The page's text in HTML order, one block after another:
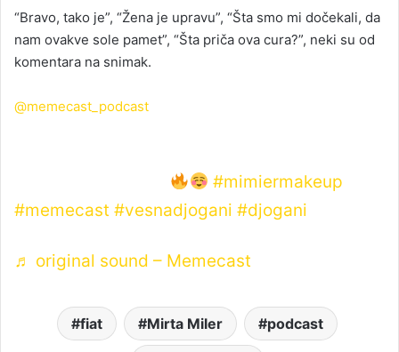
“Bravo, tako je”, “Žena je upravu”, “Šta smo mi dočekali, da
nam ovakve sole pamet”, “Šta priča ova cura?”, neki su od
komentara na snimak.
@memecast_podcast
#mimiermakeup
#memecast #vesnadjogani #djogani
♬ original sound – Memecast
fiat Mirta Miler podcast